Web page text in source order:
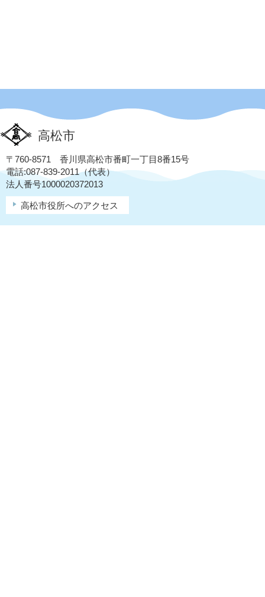
高松市
〒760-8571 香川県高松市番町一丁目8番15号
電話:087-839-2011（代表）
法人番号1000020372013
高松市役所へのアクセス